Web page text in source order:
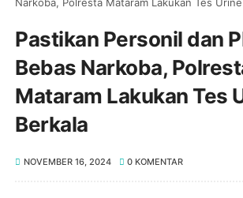
Pastikan Personil dan
Bebas Narkoba,
Mataram Lakukan Tes
Berkala
NOVEMBER 16, 2024 0 KOMENTAR